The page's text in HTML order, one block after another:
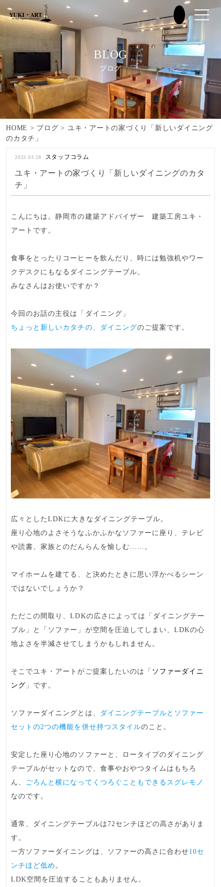
BLOG
ブログ
HOME > ブログ > ユキ・アートの家づくり「新しいダイニング
のカタチ」
ユキ・アートの家づくり「新しいダイニングのカタ
チ」
2023.03.28 スタッフコラム
こんにちは。静岡市の建築アドバイザー 建築工房ユキ・
アート です。
食事をとったりコーヒーを飲んだり、時には勉強机やワー
クデスクにもなるダイニングテーブル。
みなさんはお使いですか？
今回のお話の主役は「ダイニング」
ちょっと新しいカタチの、ダイニングのご提案です。
広々としたLDKに大きなダイニングテーブル。
座り心地のよさそうなふかふかなソファーに座り、テレビ
や読書、家族とのだんらんを愉しむ……。
マイホームを建てる、と決めたときに思い浮かべるシーン
ではないでしょうか？
ただこの間取り、LDKの広さによっては「ダイニングテー
ブル」と「ソファー」が空間を圧迫してしまい、LDKの心
地よさを半減させてしまうかもしれません。
そこでユキ・アートがご提案したいのは「 ソファーダイニ
ング 」です。
ソファーダイニングとは、
ダイニングテーブルとソファー
セットの2つの機能を併せ持つスタイルのこと。
安定した座り心地のソファーと、ロータイプのダイニング
テーブルがセットなので、食事やおやつタイムはもちろ
ん、 ごろんと横になってくつろぐこともできるスグレモノ
なのです。
通常、ダイニングテーブルは72センチほどの高さがありま
す。
一方ソファーダイニングは、ソファーの高さに合わせ10セ
ンチほど低め 。
LDK空間を圧迫することもありません。